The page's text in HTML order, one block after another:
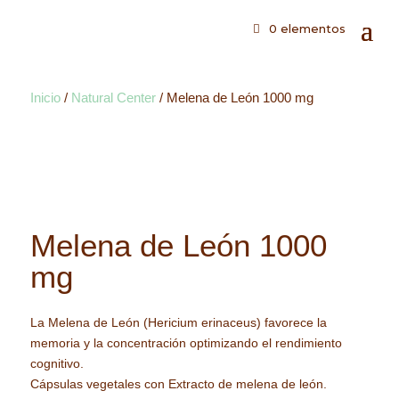
0 elementos
Inicio / Natural Center / Melena de León 1000 mg
Melena de León 1000
mg
La Melena de León (Hericium erinaceus) favorece la
memoria y la concentración optimizando el rendimiento
cognitivo.
Cápsulas vegetales con Extracto de melena de león.